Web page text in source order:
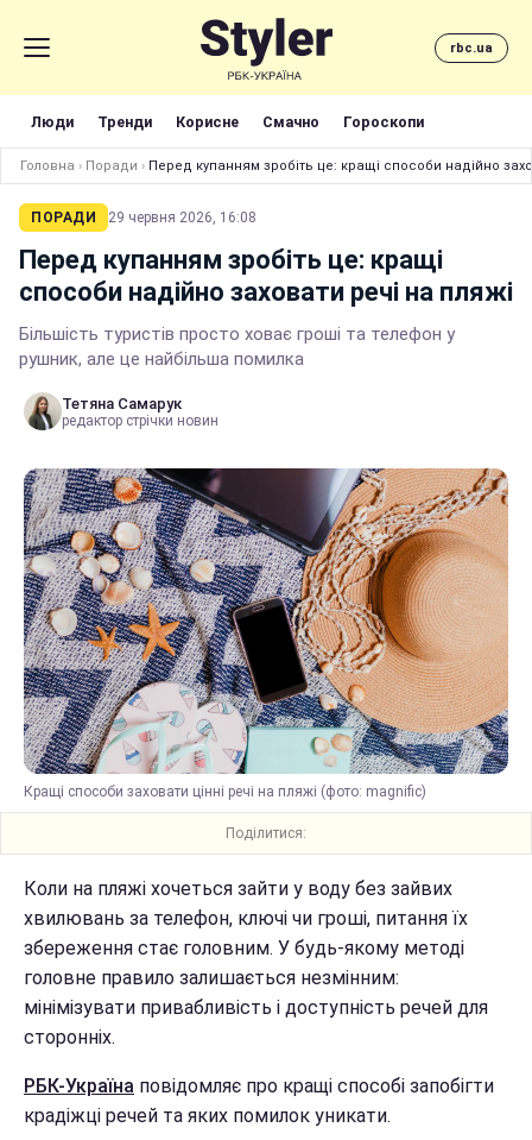
rbc.ua
Люди Тренди Корисне Смачно Гороскопи
Головна › Поради › Перед купанням зробіть це: кращі способи надійно
ПОРАДИ 29 червня 2026, 16:08
Перед купанням зробіть це: кращі
способи надійно заховати речі на пляжі
Більшість туристів просто ховає гроші та телефон у
рушник, але це найбільша помилка
Тетяна Самарук
редактор стрічки новин
Кращі способи заховати цінні речі на пляжі (фото: magnific)
Поділитися:
Коли на пляжі хочеться зайти у воду без зайвих
хвилювань за телефон, ключі чи гроші, питання їх
збереження стає головним. У будь-якому методі
головне правило залишається незмінним:
мінімізувати привабливість і доступність речей для
сторонніх.
РБК-Україна повідомляє про кращі способі запобігти
крадіжці речей та яких помилок уникати.